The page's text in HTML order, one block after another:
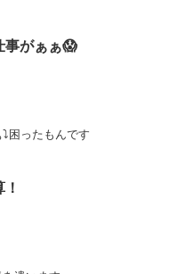
事がぁぁ😱
困ったもんです